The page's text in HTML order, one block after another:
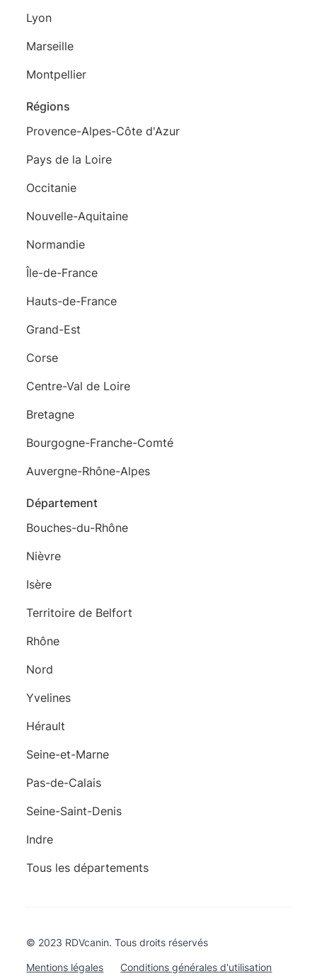
Lyon
Marseille
Montpellier
Régions
Provence-Alpes-Côte d'Azur
Pays de la Loire
Occitanie
Nouvelle-Aquitaine
Normandie
Île-de-France
Hauts-de-France
Grand-Est
Corse
Centre-Val de Loire
Bretagne
Bourgogne-Franche-Comté
Auvergne-Rhône-Alpes
Département
Bouches-du-Rhône
Nièvre
Isère
Territoire de Belfort
Rhône
Nord
Yvelines
Hérault
Seine-et-Marne
Pas-de-Calais
Seine-Saint-Denis
Indre
Tous les départements
© 2023 RDVcanin. Tous droits réservés
Mentions légales Conditions générales d'utilisation